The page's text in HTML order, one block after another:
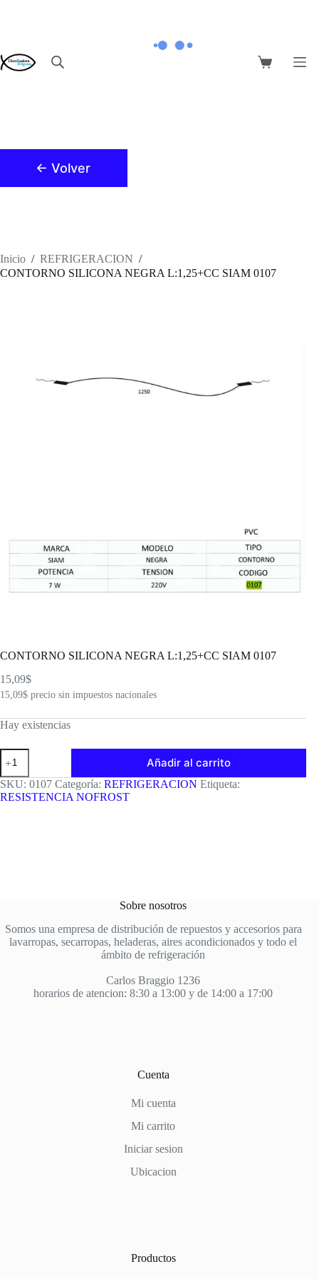
Carro
← Volver
Inicio / REFRIGERACION /
CONTORNO SILICONA NEGRA L:1,25+CC SIAM 0107
CONTORNO SILICONA NEGRA L:1,25+CC SIAM 0107
15,09$
15,09$ precio sin impuestos nacionales
Hay existencias
CONTORNO
SILICONA
NEGRA
L:1,25+CC
SIAM
Añadir al carrito
SKU: 0107 Categoría: REFRIGERACION Etiqueta:
RESISTENCIA NOFROST
Sobre nosotros
Somos una empresa de distribución de repuestos y accesorios para
lavarropas, secarropas, heladeras, aires acondicionados y todo el
ámbito de refrigeración
Carlos Braggio 1236
horarios de atencion: 8:30 a 13:00 y de 14:00 a 17:00
Cuenta
Mi cuenta
Mi carrito
Iniciar sesion
Ubicacion
Productos